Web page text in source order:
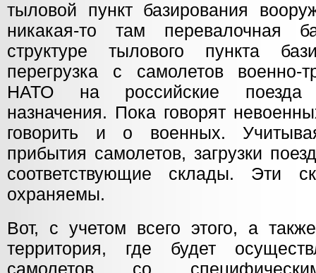
тыловой пункт базирования
никакая-то там перевалочная
структуре тылового пункта
перегрузка с самолетов военно-
НАТО на российские поезда
назначения. Пока говорят
говорить и о военных.
прибытия самолетов, загрузки
соответствующие склады. Эти
охраняемы.
Вот, с учетом всего этого, а
территория, где будет
самолетов со